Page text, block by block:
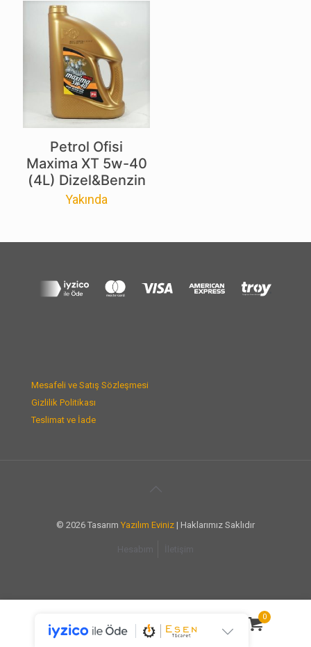
Petrol Ofisi
Maxima XT 5w-40
(4L) Dizel&Benzin
Yakında
Mesafeli ve Satış Sözleşmesi
Gizlilik Politikası
Teslimat ve İade
© 2026 Tasarım Yazılım Eviniz | Haklarımız Saklıdır
Hesabım İletişim
0